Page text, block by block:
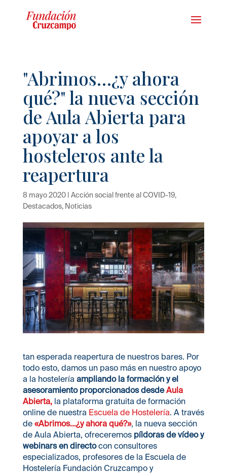
"Abrimos…¿y ahora
qué?" la nueva sección
de Aula Abierta para
apoyar a los
hosteleros ante la
reapertura
8 mayo 2020| Acción social frente al COVID-19,
Destacados, Noticias
tan esperada reapertura de nuestros bares. Por
todo esto, damos un paso más en nuestro apoyo
a la hostelería ampliando la formación y el
asesoramiento proporcionados desdeAula
Abierta,la plataforma gratuita de formación
online de nuestra Escuela de Hostelería. A través
de «Abrimos…¿y ahora qué?», la nueva sección
de Aula Abierta, ofreceremos píldoras de vídeo y
webinars en directocon consultores
especializados, profesores de la Escuela de
Hostelería Fundación Cruzcampo y